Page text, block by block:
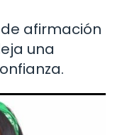
de afirmación
una